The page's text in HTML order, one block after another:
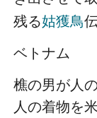
残る姑獲鳥
ベトナム
樵の男が人
人の着物を